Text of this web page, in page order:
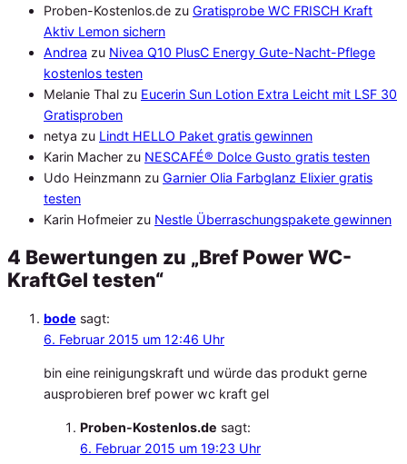
Proben-Kostenlos.de zu Gratisprobe WC FRISCH Kraft
Aktiv Lemon sichern
Andrea zu Nivea Q10 PlusC Energy Gute-Nacht-Pflege
kostenlos testen
Melanie Thal zu Eucerin Sun Lotion Extra Leicht mit LSF 30
Gratisproben
netya zu Lindt HELLO Paket gratis gewinnen
Karin Macher zu NESCAFÉ® Dolce Gusto gratis testen
Udo Heinzmann zu Garnier Olia Farbglanz Elixier gratis
testen
Karin Hofmeier zu Nestle Überraschungspakete gewinnen
4 Bewertungen zu „Bref Power WC-
KraftGel testen“
bode sagt:
6. Februar 2015 um 12:46 Uhr
bin eine reinigungskraft und würde das produkt gerne
ausprobieren bref power wc kraft gel
Proben-Kostenlos.de sagt:
6. Februar 2015 um 19:23 Uhr